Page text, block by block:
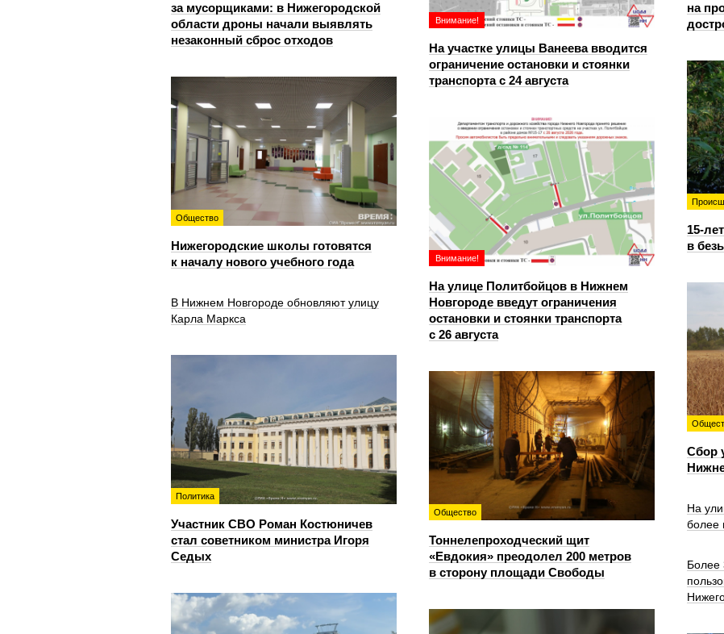
за мусорщиками: в Нижегородской
области дроны начали выявлять
незаконный сброс отходов
на
Внимание!
На участке улицы Ванеева вводится
ограничение остановки и стоянки
транспорта с 24 августа
15-
в
Общество
Нижегородские школы готовятся
к началу нового учебного года
Внимание!
На улице Политбойцов в Нижнем
Новгороде введут ограничения
остановки и стоянки транспорта
с 26 августа
Сбор
В Нижнем Новгороде обновляют улицу
Карла Маркса
Политика
Участник СВО Роман Костюничев
стал советником министра Игоря
Седых
Общество
Тоннелепроходческий щит
«Евдокия» преодолел 200 метров
в сторону площади Свободы
На
более
Более